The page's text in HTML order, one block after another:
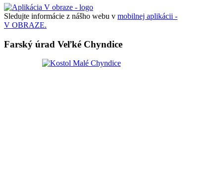
Sledujte informácie z nášho webu v mobilnej aplikácii -
V OBRAZE.
Farský úrad Veľké Chyndice